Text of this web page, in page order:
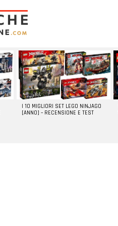
I 10 MIGLIORI SET LEGO NINJAGO
[ANNO] – RECENSIONE E TEST